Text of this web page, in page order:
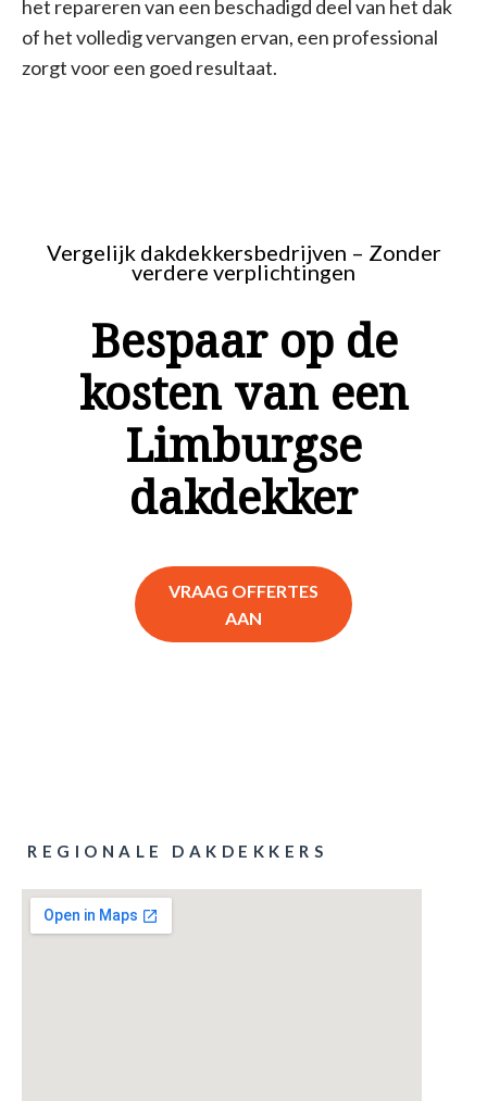
het repareren van een beschadigd deel van het dak
of het volledig vervangen ervan, een professional
zorgt voor een goed resultaat.
Vergelijk dakdekkersbedrijven – Zonder
verdere verplichtingen
Bespaar op de
kosten van een
Limburgse
dakdekker
VRAAG OFFERTES
AAN
REGIONALE DAKDEKKERS